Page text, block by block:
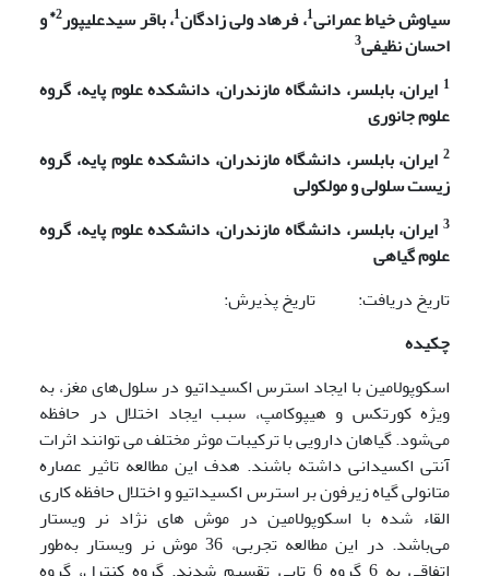
سیاوش خیاط عمرانی1، فرهاد ولی زادگان1، باقر سیدعلیپور2* و
احسان نظیفی3
1 ایران، بابلسر، دانشگاهمازندران، دانشکدهعلومپایه، گروه
علوم جانوری
2 ایران، بابلسر، دانشگاهمازندران، دانشکدهعلومپایه، گروه
زیستسلولیومولکولی
3 ایران، بابلسر، دانشگاهمازندران، دانشکدهعلومپایه، گروه
علوم گیاهی
تاریخ دریافت: تاریخ پذیرش:
چکیده
اسکوپولامین با ایجاد استرس اکسیداتیو در سلول‌های مغز، به
ویژه کورتکس و هیپوکامپ، سبب ایجاد اختلال در حافظه
می‌شود. گیاهان دارویی با ترکیبات موثر مختلف می توانند اثرات
آنتی اکسیدانی داشته باشند. هدف این مطالعه تاثیر عصاره
متانولی گیاه زیرفون بر استرس اکسیداتیو و اختلال حافظه کاری
القاء شده با اسکوپولامین در موش های نژاد نر ویستار
می‌باشد. در این مطالعه تجربی، 36 موش نر ویستار به‌طور